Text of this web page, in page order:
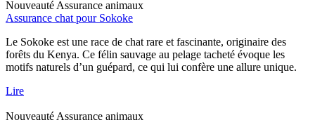
Nouveauté Assurance animaux
Assurance chat pour Sokoke
Le Sokoke est une race de chat rare et fascinante, originaire des
forêts du Kenya. Ce félin sauvage au pelage tacheté évoque les
motifs naturels d’un guépard, ce qui lui confère une allure unique.
Lire
Nouveauté Assurance animaux